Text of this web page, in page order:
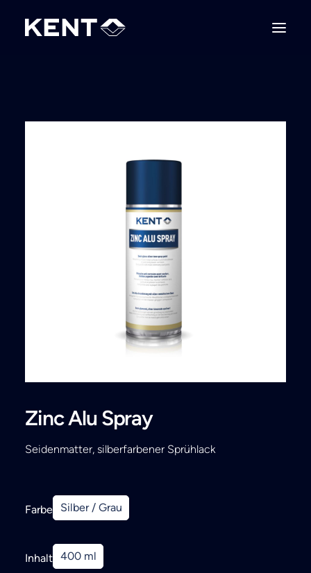
Zinc Alu Spray
Seidenmatter, silberfarbener Sprühlack
Farbe Silber / Grau
Inhalt 400 ml